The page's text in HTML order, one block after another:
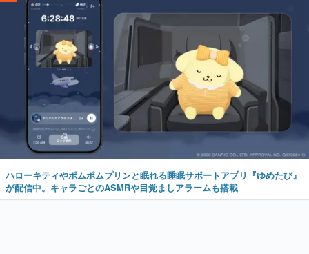
ハローキティやポムポムプリンと眠れる睡眠サポートアプリ『ゆめたび』
が配信中。キャラごとのASMRや目覚ましアラームも搭載